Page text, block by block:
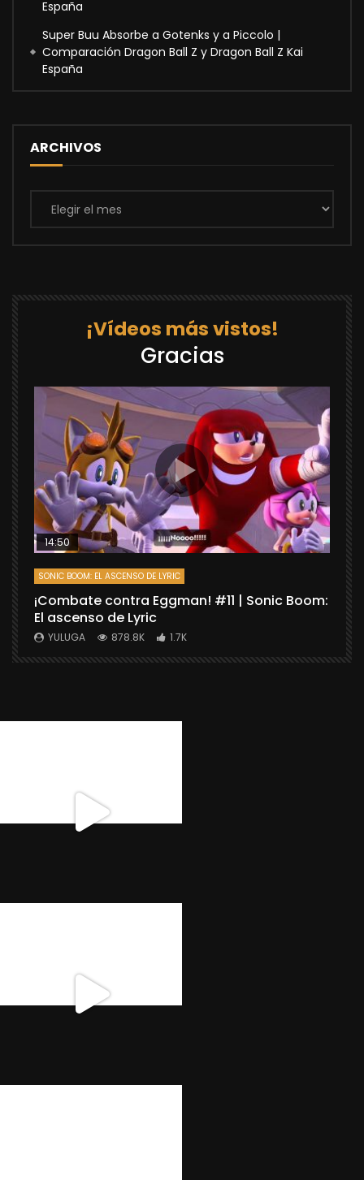
España
Super Buu Absorbe a Gotenks y a Piccolo |
Comparación Dragon Ball Z y Dragon Ball Z Kai
España
ARCHIVOS
Archivos
¡Vídeos más vistos!
Gracias
14:50
SONIC BOOM: EL ASCENSO DE LYRIC
¡Combate contra Eggman! #11 | Sonic Boom:
El ascenso de Lyric
YULUGA 878.8K 1.7K